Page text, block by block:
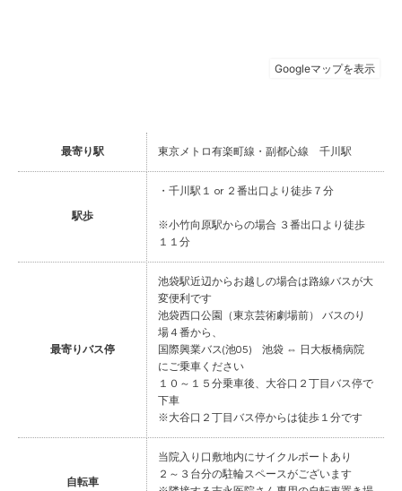
最寄り駅 東京メトロ有楽町線・副都心線 千川駅
駅歩
・千川駅１ or ２番出口より徒歩７分
※小竹向原駅からの場合 ３番出口より徒歩
１１分
最寄りバス停
池袋駅近辺からお越しの場合は路線バスが大
変便利です
池袋西口公園（東京芸術劇場前） バスのり
場４番から、
国際興業バス(池05) 池袋 ⇔ 日大板橋病院
にご乗車ください
１０～１５分乗車後、大谷口２丁目バス停で
下車
※大谷口２丁目バス停からは徒歩１分です
自転車
当院入り口敷地内にサイクルポートあり
２～３台分の駐輪スペースがございます